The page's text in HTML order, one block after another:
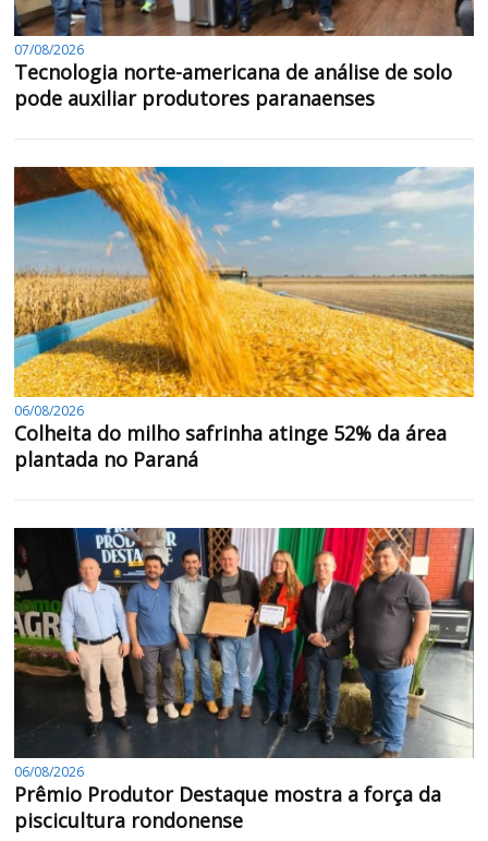
07/08/2026
Tecnologia norte-americana de análise de solo
pode auxiliar produtores paranaenses
06/08/2026
Colheita do milho safrinha atinge 52% da área
plantada no Paraná
06/08/2026
Prêmio Produtor Destaque mostra a força da
piscicultura rondonense